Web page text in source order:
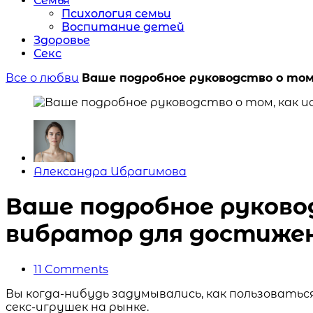
Психология семьи
Воспитание детей
Здоровье
Секс
Все о любви Ваше подробное руководство о
Posted
Александра Ибрагимова
Ваше подробное
вибратор для
11 Comments
Вы когда-нибудь задумывались, как
секс-игрушек на рынке.